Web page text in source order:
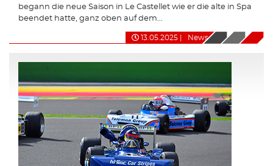
begann die neue Saison in Le Castellet wie er die alte in Spa
beendet hatte, ganz oben auf dem...
13.05.2025 News